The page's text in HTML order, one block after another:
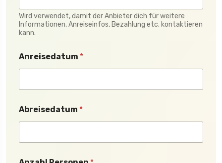
Wird verwendet, damit der Anbieter dich für weitere
Informationen, Anreiseinfos, Bezahlung etc. kontaktieren
kann.
e
l
n
N
a
h
Anreisedatum *
Abreisedatum *